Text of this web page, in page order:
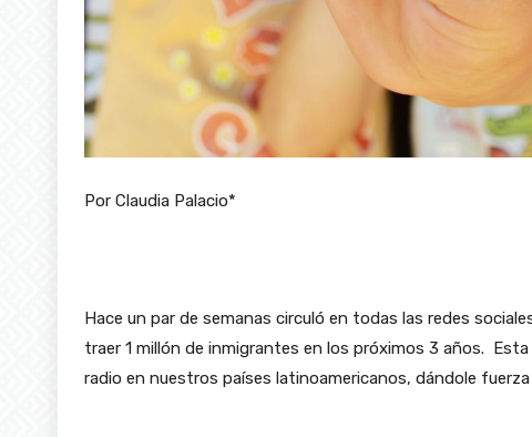
Por Claudia Palacio*
Hace un par de semanas circuló en todas las redes
traer 1 millón de inmigrantes en los próximos 3 años.
radio en nuestros países latinoamericanos, dándole